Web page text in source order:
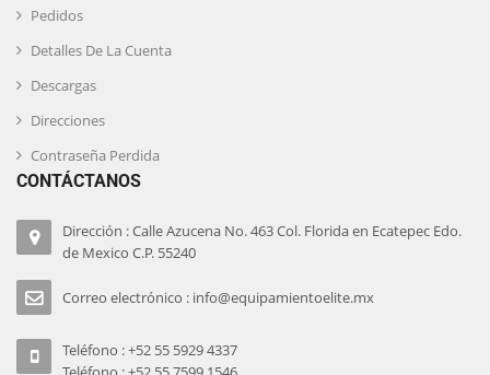
Pedidos
Detalles De La Cuenta
Descargas
Direcciones
Contraseña Perdida
CONTÁCTANOS
Dirección : Calle Azucena No. 463 Col. Florida en Ecatepec Edo.
de Mexico C.P. 55240
Correo electrónico : info@equipamientoelite.mx
Teléfono : +52 55 5929 4337